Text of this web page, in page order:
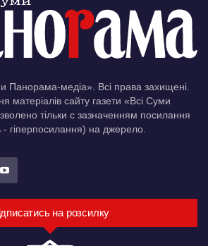
Панорама-медіа». Всі права захищені.
матеріалів сайту газети «Всі Суми
тільки c зазначенням посилання
- гіперпосилання) на джерело.
на розсилку